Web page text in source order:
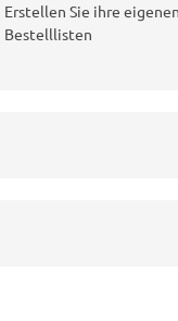
Erstellen Sie ihre eigenen
Bestelllisten